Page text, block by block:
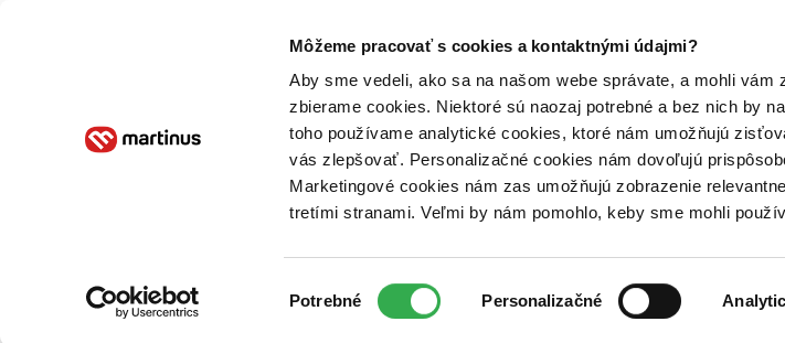
Môžeme pracovať s cookies a kontaktnými údajmi?
Aby sme vedeli, ako sa na našom webe správate, a mohli vám
zbierame cookies. Niektoré sú naozaj potrebné a bez nich by
toho používame analytické cookies, ktoré nám umožňujú
vás zlepšovať. Personalizačné cookies nám dovoľujú
Marketingové cookies nám zas umožňujú zobrazenie
tretími stranami. Veľmi by nám pomohlo, keby sme mohli
súhlasu
Potrebné Personalizačné
Poukážky Kontakt